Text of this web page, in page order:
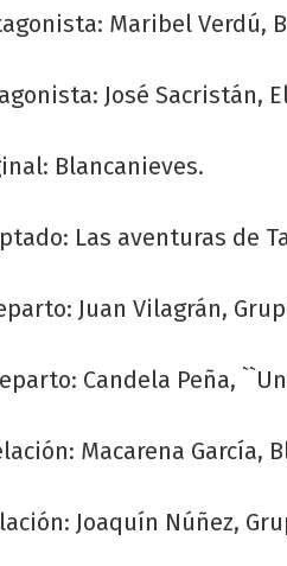
Maribel Verdú,
José Sacristán,
Blancanieves.
Las aventuras de
Juan Vilagrán,
Candela Peña,
Macarena García,
Joaquín Núñez,